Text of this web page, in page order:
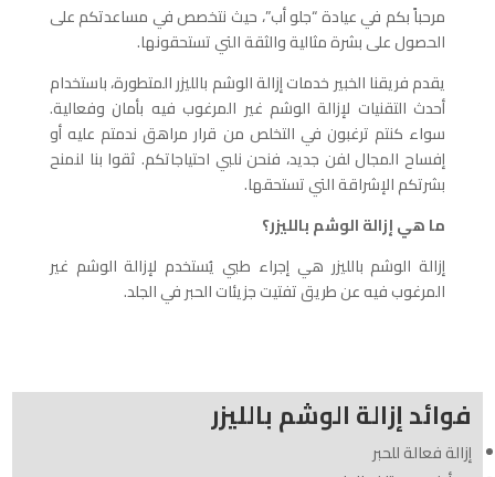
مرحباً بكم في عيادة “جلو أب”، حيث نتخصص في مساعدتكم على
الحصول على بشرة مثالية والثقة التي تستحقونها.
يقدم فريقنا الخبير خدمات إزالة الوشم بالليزر المتطورة، باستخدام
أحدث التقنيات لإزالة الوشم غير المرغوب فيه بأمان وفعالية.
سواء كنتم ترغبون في التخلص من قرار مراهق ندمتم عليه أو
إفساح المجال لفن جديد، فنحن نلبي احتياجاتكم. ثقوا بنا لنمنح
بشرتكم الإشراقة التي تستحقها.
ما هي إزالة الوشم بالليزر؟
إزالة الوشم بالليزر هي إجراء طبي يُستخدم لإزالة الوشم غير
المرغوب فيه عن طريق تفتيت جزيئات الحبر في الجلد.
فوائد إزالة الوشم بالليزر
إزالة فعالة للحبر